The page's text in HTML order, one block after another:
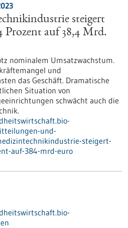
steigert
Prozent auf 38,4 Mrd.
nominalem Umsatzwachstum.
und
das Geschäft. Dramatische
Situation von
schwächt auch die
und-
steigert-
auf-384-mrd-euro